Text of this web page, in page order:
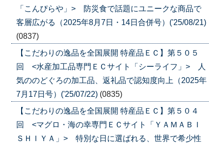
「こんぴらや」> 防災食で話題にユニークな商品で
客層広がる（2025年8月7日・14日合併号）('25/08/21)
(0837)
【こだわりの逸品を全国展開 特産品ＥＣ】第５０５
回 <水産加工品専門ＥＣサイト「シーライフ」> 人
気ののどぐろの加工品、返礼品で認知度向上（2025年
7月17日号）('25/07/22) (0835)
【こだわりの逸品を全国展開 特産品ＥＣ】第５０４
回 <マグロ・海の幸専門ＥＣサイト「ＹＡＭＡＢＩ
ＳＨＩＹＡ」> 特別な日に選ばれる、世界で希少性